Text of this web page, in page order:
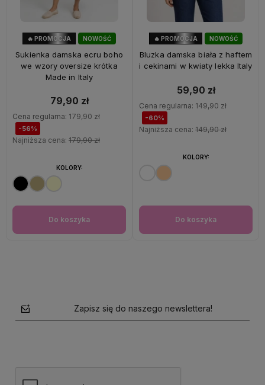
NOWOŚĆ
🔥 PROMOCJA
Sukienka damska ecru boho
we wzory oversize krótka
Made in Italy
79,90 zł
Cena regularna: 179,90 zł
-56%
Najniższa cena: 179,90 zł
Do koszyka
KOLORY:
NOWOŚĆ
OKAZJA
🔥 PROMOCJA
Bluzka damska biała z haftem
i cekinami w kwiaty lekka Italy
59,90 zł
Cena regularna: 149,90 zł
-60%
Najniższa cena: 149,90 zł
Do koszyka
KOLORY:
Zapisz się do naszego newslettera!